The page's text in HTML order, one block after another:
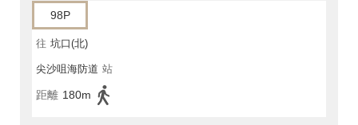
98P
往 坑口(北)
尖沙咀海防道 站
距離 180m